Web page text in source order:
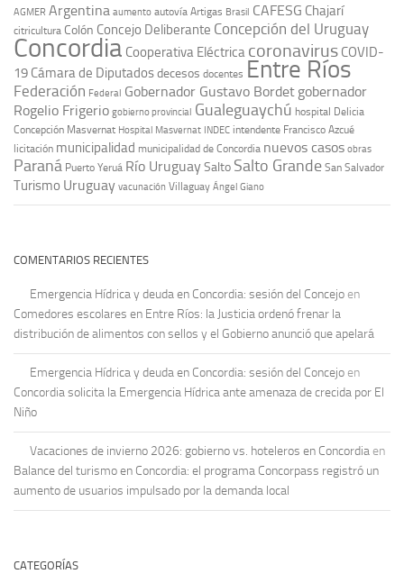
AGMER Argentina aumento autovía Artigas Brasil CAFESG Chajarí
citricultura Colón Concejo Deliberante Concepción del Uruguay
Concordia Cooperativa Eléctrica coronavirus COVID-
19 Cámara de Diputadosdecesos docentes Entre Ríos
Federación Federal Gobernador Gustavo Bordet gobernador
Rogelio Frigerio gobierno provincial Gualeguaychú hospital Delicia
Concepción Masvernat Hospital Masvernat INDEC intendente Francisco Azcué
licitación municipalidad municipalidad de Concordia nuevos casos obras
Paraná Puerto Yeruá Río UruguaySalto Salto Grande San Salvador
Turismo Uruguay vacunación Villaguay Ángel Giano
COMENTARIOS RECIENTES
Emergencia Hídrica y deuda en Concordia: sesión del Concejo en
Comedores escolares en Entre Ríos: la Justicia ordenó frenar la
distribución de alimentos con sellos y el Gobierno anunció que apelará
Emergencia Hídrica y deuda en Concordia: sesión del Concejo en
Concordia solicita la Emergencia Hídrica ante amenaza de crecida por El
Niño
Vacaciones de invierno 2026: gobierno vs. hoteleros en Concordia en
Balance del turismo en Concordia: el programa Concorpass registró un
aumento de usuarios impulsado por la demanda local
CATEGORÍAS